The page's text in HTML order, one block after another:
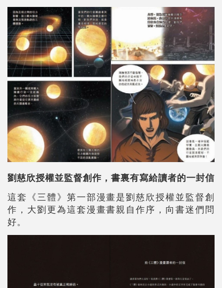
劉慈欣授權並監督創作，書裏有寫給讀者的一封信
這套《三體》第一部漫畫是劉慈欣授權並監督創
作，大劉更為這套漫畫書親自作序，向書迷們問
好。